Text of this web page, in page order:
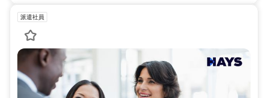
派遣社員